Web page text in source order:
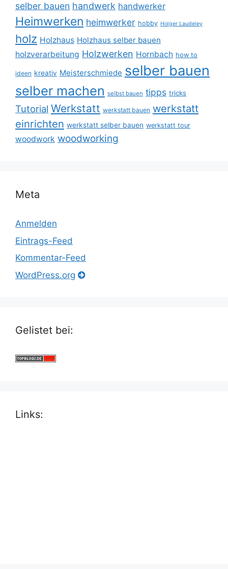
selber bauen handwerk handwerker
Heimwerken heimwerker hobby Holger Laudeley
holz Holzhaus Holzhaus selber bauen
holzverarbeitung Holzwerken Hornbach how to
ideen kreativ Meisterschmiede selber bauen
selber machen selbst bauen tipps tricks
Tutorial Werkstatt werkstatt bauen werkstatt
einrichten werkstatt selber bauen werkstatt tour
woodwork woodworking
Meta
Anmelden
Eintrags-Feed
Kommentar-Feed
WordPress.org
Gelistet bei:
Links: